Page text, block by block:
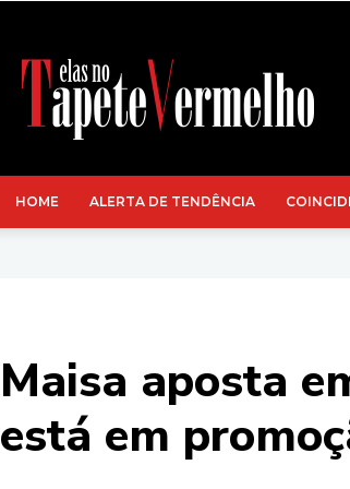
HOME ALERTA DE TENDÊNCIA
Maisa aposta
está em